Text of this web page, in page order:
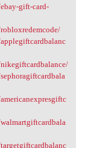
gift-card-